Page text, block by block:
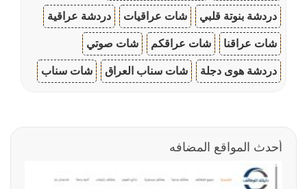
دردشة بنوتة قلبي شات عراقيات دردشة عراقية
شات عراقنا شات عراقكم شات صوتي
دردشة هوى دجلة شات سناب العراق شات سناب
أحدث المواقع المضافه